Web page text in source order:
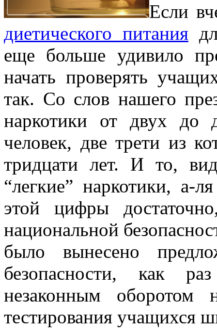
Если
диетического питания
еще больше удивило
начать проверять
так. Со слов нашего
наркотики от двух до
человек, две трети из
тридцати лет. И то,
“легкие” наркотики, а-
этой цифры
национальной
было вынесено
безопасности, как
незаконным оборотом
тестирования учащихся